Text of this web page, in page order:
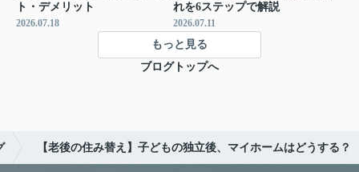
ト・デメリット
2026.07.18
れを6ステップで解説
2026.07.11
もっと見る
ブログトップへ
【老後の住み替え】子どもの独立後、マイホームはどうする？